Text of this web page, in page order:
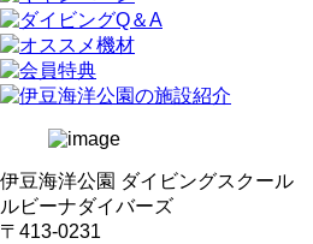
伊豆海洋公園 ダイビングスクール
ルビーナダイバーズ
〒413-0231